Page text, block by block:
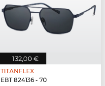
132,00 €
TITANFLEX
EBT 824136 - 70